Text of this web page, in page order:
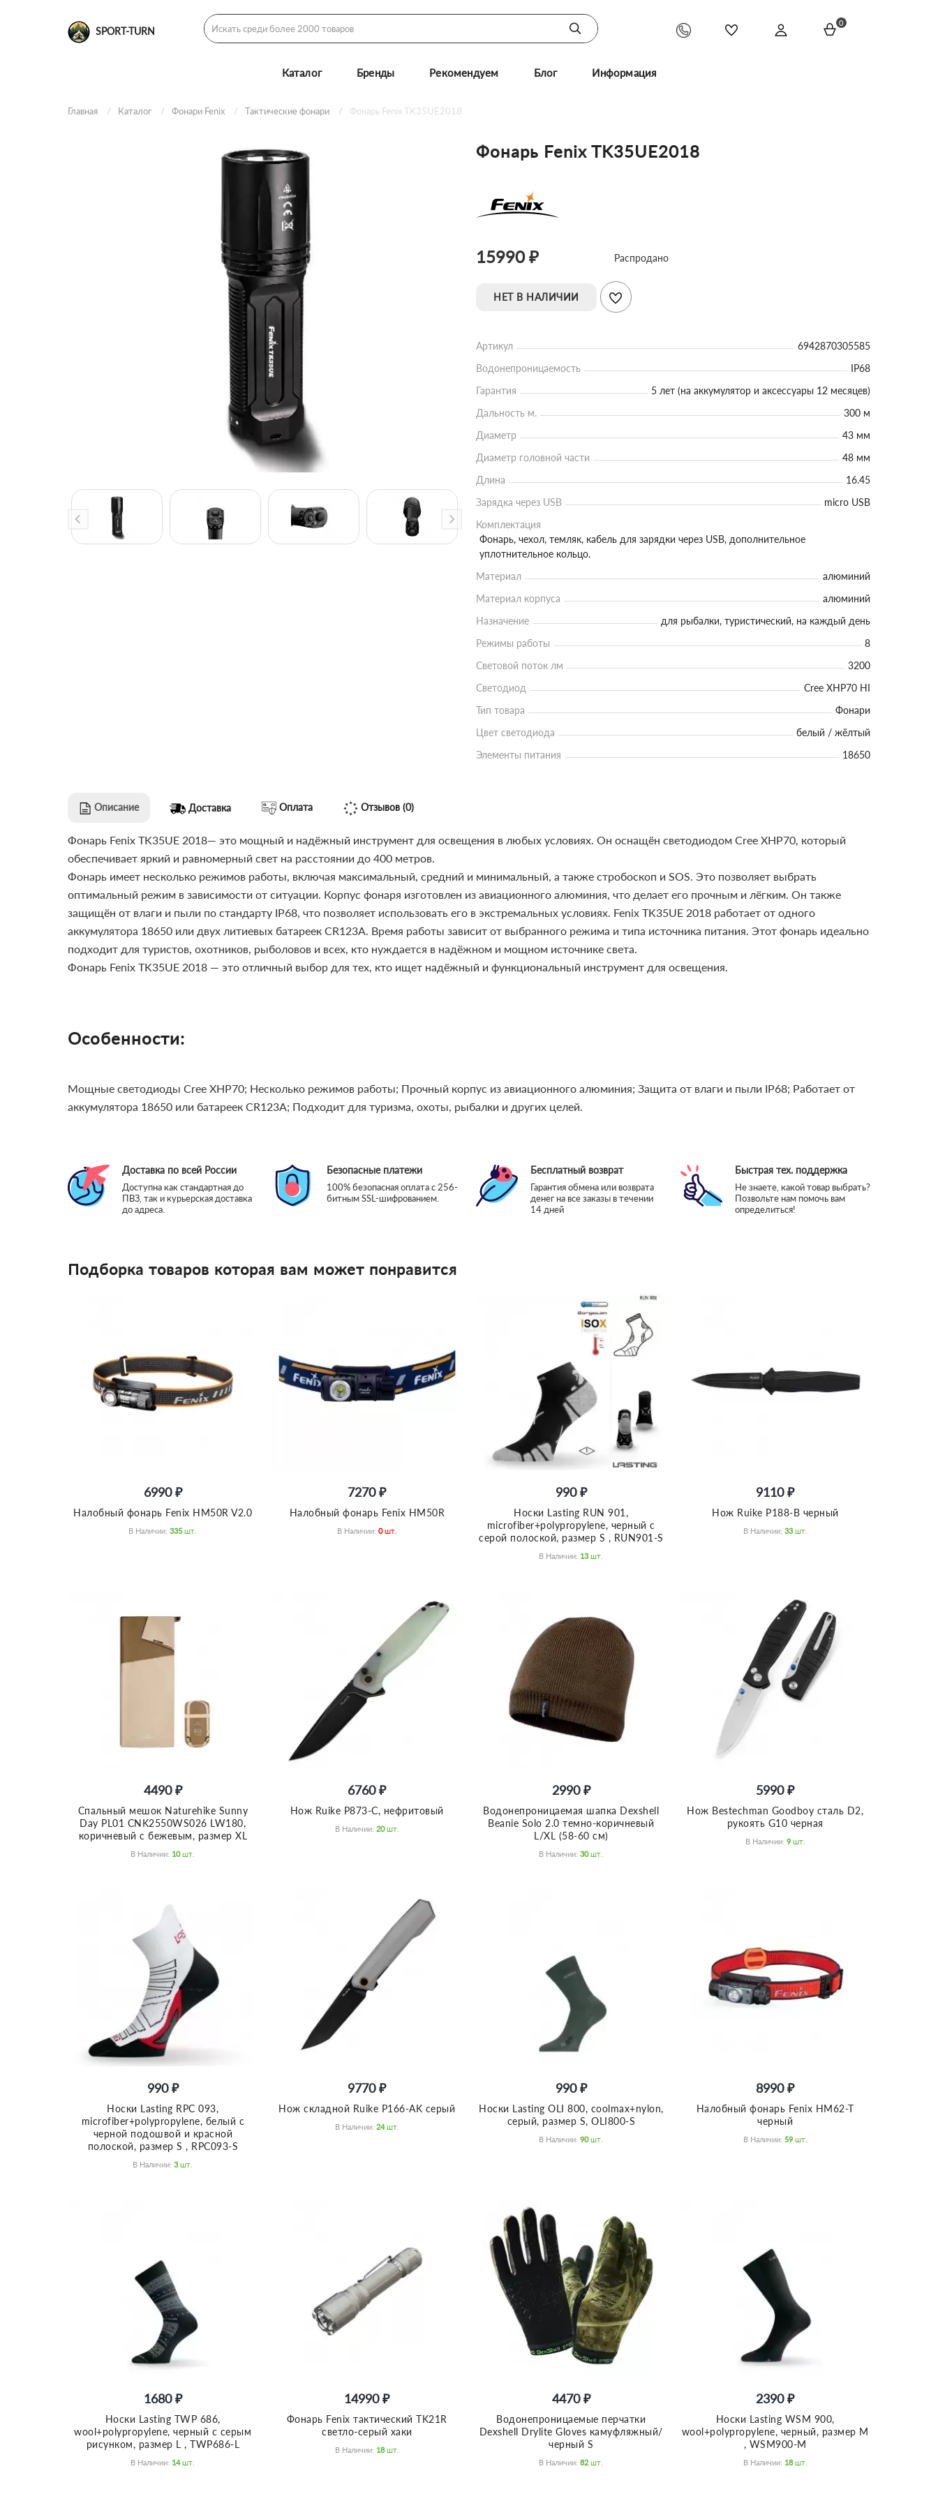
SPORT-TURN
0
Каталог Бренды Рекомендуем Блог Информация
Главная Каталог Фонари Fenix Тактические фонари Фонарь Fenix TK35UE2018
Фонарь Fenix TK35UE2018
15990 ₽ Распродано
НЕТ В НАЛИЧИИ
Артикул
6942870305585
Водонепроницаемость
IP68
Гарантия
5 лет (на аккумулятор и аксессуары 12 месяцев)
Дальность м.
300 м
Диаметр
43 мм
Диаметр головной части
48 мм
Длина
16.45
Зарядка через USB
micro USB
Комплектация
Фонарь, чехол, темляк, кабель для зарядки через USB, дополнительное
уплотнительное кольцо.
Материал
алюминий
Материал корпуса
алюминий
Назначение
для рыбалки, туристический, на каждый день
Режимы работы
8
Световой поток лм
3200
Светодиод
Cree XHP70 HI
Тип товара
Фонари
Цвет светодиода
белый / жёлтый
Элементы питания
18650
Описание Доставка Оплата Отзывов (0)
Фонарь Fenix TK35UE 2018— это мощный и надёжный инструмент для освещения в любых условиях. Он оснащён светодиодом Cree XHP70, который
обеспечивает яркий и равномерный свет на расстоянии до 400 метров.
Фонарь имеет несколько режимов работы, включая максимальный, средний и минимальный, а также стробоскоп и SOS. Это позволяет выбрать
оптимальный режим в зависимости от ситуации. Корпус фонаря изготовлен из авиационного алюминия, что делает его прочным и лёгким. Он также
защищён от влаги и пыли по стандарту IP68, что позволяет использовать его в экстремальных условиях. Fenix TK35UE 2018 работает от одного
аккумулятора 18650 или двух литиевых батареек CR123A. Время работы зависит от выбранного режима и типа источника питания. Этот фонарь идеально
подходит для туристов, охотников, рыболовов и всех, кто нуждается в надёжном и мощном источнике света.
Фонарь Fenix TK35UE 2018 — это отличный выбор для тех, кто ищет надёжный и функциональный инструмент для освещения.
Особенности:
Мощные светодиоды Cree XHP70; Несколько режимов работы; Прочный корпус из авиационного алюминия; Защита от влаги и пыли IP68; Работает от
аккумулятора 18650 или батареек CR123A; Подходит для туризма, охоты, рыбалки и других целей.
Доставка по всей России
Доступна как стандартная до
ПВЗ, так и курьерская доставка
до адреса.
Безопасные платежи
100% безопасная оплата с 256-
битным SSL-шифрованием.
Бесплатный возврат
Гарантия обмена или возврата
денег на все заказы в течении
14 дней
Быстрая тех. поддержка
Не знаете, какой товар выбрать?
Позвольте нам помочь вам
определиться!
Подборка товаров которая вам может понравится
6990 ₽
Налобный фонарь Fenix HM50R V2.0
В Наличии:335 Шт.
7270 ₽
Налобный фонарь Fenix HM50R
В Наличии: 0 Шт.
990 ₽
Носки Lasting RUN 901,
microfiber+polypropylene, черный с
серой полоской, размер S , RUN901-S
В Наличии: 13 Шт.
9110 ₽
Нож Ruike P188-B черный
В Наличии: 33 Шт.
4490 ₽
Спальный мешок Naturehike Sunny
Day PL01 CNK2550WS026 LW180,
коричневый с бежевым, размер XL
В Наличии: 10 Шт.
6760 ₽
Нож Ruike P873-C, нефритовый
В Наличии: 20 Шт.
2990 ₽
Водонепроницаемая шапка Dexshell
Beanie Solo 2.0 темно-коричневый
L/XL (58-60 см)
В Наличии:30 Шт.
5990 ₽
Нож Bestechman Goodboy сталь D2,
рукоять G10 черная
В Наличии: 9 Шт.
990 ₽
Носки Lasting RPC 093,
microfiber+polypropylene, белый с
черной подошвой и красной
полоской, размер S , RPC093-S
В Наличии:3 Шт.
9770 ₽
Нож складной Ruike P166-AK серый
В Наличии: 24 Шт.
990 ₽
Носки Lasting OLI 800, coolmax+nylon,
серый, размер S, OLI800-S
В Наличии:90 Шт.
8990 ₽
Налобный фонарь Fenix HM62-T
черный
В Наличии: 59 Шт.
1680 ₽
Носки Lasting TWP 686,
wool+polypropylene, черный с серым
рисунком, размер L , TWP686-L
В Наличии: 14 Шт.
14990 ₽
Фонарь Fenix тактический TK21R
светло-серый хаки
В Наличии: 18 Шт.
4470 ₽
Водонепроницаемые перчатки
Dexshell Drylite Gloves камуфляжный/
черный S
В Наличии:82 Шт.
2390 ₽
Носки Lasting WSM 900,
wool+polypropylene, черный, размер M
, WSM900-M
В Наличии: 18 Шт.